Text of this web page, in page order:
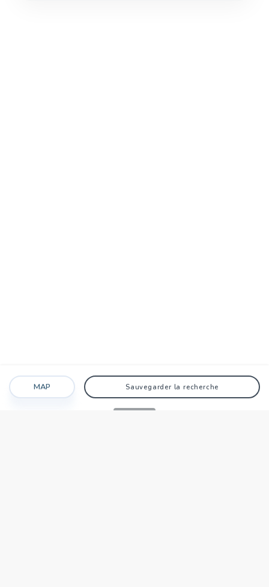
MAP Sauvegarder la recherche